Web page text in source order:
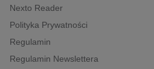
polityka, społeczno-
psychologiczne
inne
popularno-naukowe
Nexto Reader
Polityka Prywatności
Regulamin
Regulamin Newslettera